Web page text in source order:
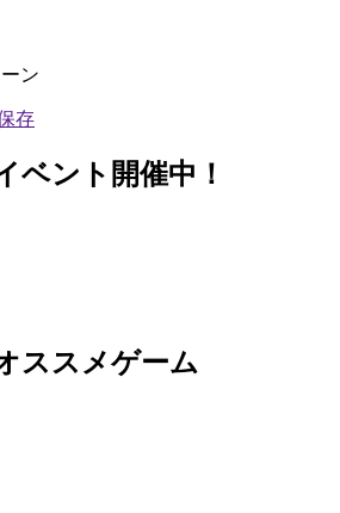
ン
ベント開催中！
ススメゲーム